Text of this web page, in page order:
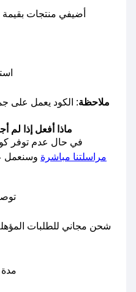
أضيفي منتجات بقيمة لا تقل عن
ملاحظة: الكود يعمل على
ماذا أفعل إذا
في حال عدم توفر
مراسلتنا مباشرة وسنعمل
مدة